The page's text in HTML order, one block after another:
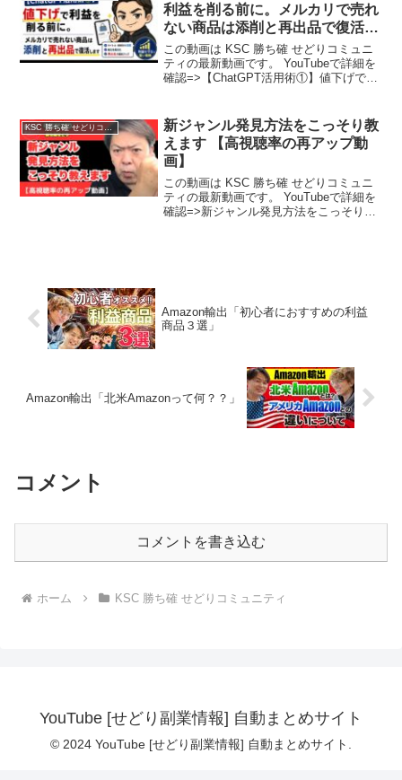
利益を削る前に。メルカリで売れ
ない商品は添削と再出品で復活し
ます
この動画は KSC 勝ち確 せどりコミュニ
ティの最新動画です。 YouTubeで詳細を
確認=>【ChatGPT活用術①】値下げで利
KSC 勝ち確 せどりコミュニティ
新ジャンル発見方法をこっそり教
えます 【高視聴率の再アップ動
画】
この動画は KSC 勝ち確 せどりコミュニ
ティの最新動画です。 YouTubeで詳細を
確認=>新ジャンル発見方法をこっそり教
Amazon輸出「初心者におすすめの利益
商品３選」
Amazon輸出「北米Amazonって何？？」
コメント
コメントを書き込む
ホーム KSC 勝ち確 せどりコミュニティ
YouTube [せどり副業情報] 自動まとめサイト
© 2024 YouTube [せどり副業情報] 自動まとめサイト.